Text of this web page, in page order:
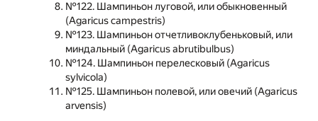
№122. Шампиньон луговой, или обыкновенный
(Agaricus campestris)
№123. Шампиньон отчетливоклубеньковый, или
миндальный (Agaricus abrutibulbus)
№124. Шампиньон перелесковый (Agaricus
sylvicola)
№125. Шампиньон полевой, или овечий (Agaricus
arvensis)